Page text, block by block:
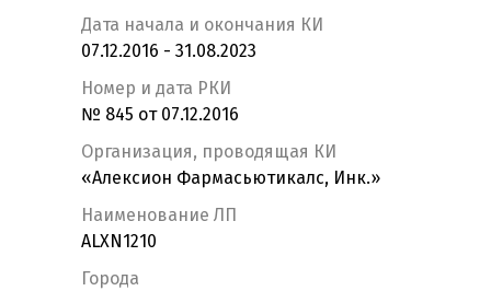
Дата начала и окончания КИ
07.12.2016 - 31.08.2023
Номер и дата РКИ
№ 845 от 07.12.2016
Организация, проводящая КИ
«Алексион Фармасьютикалс, Инк.»
Наименование ЛП
ALXN1210
Города